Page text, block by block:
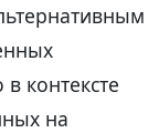
контексте
на